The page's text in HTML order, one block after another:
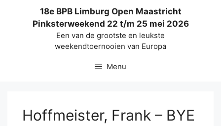
18e BPB Limburg Open Maastricht
Pinksterweekend 22 t/m 25 mei 2026
Een van de grootste en leukste
weekendtoernooien van Europa
Menu
Hoffmeister, Frank – BYE